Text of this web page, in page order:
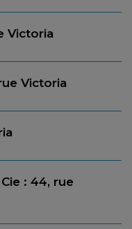
Victoria
Victoria
: 44, rue